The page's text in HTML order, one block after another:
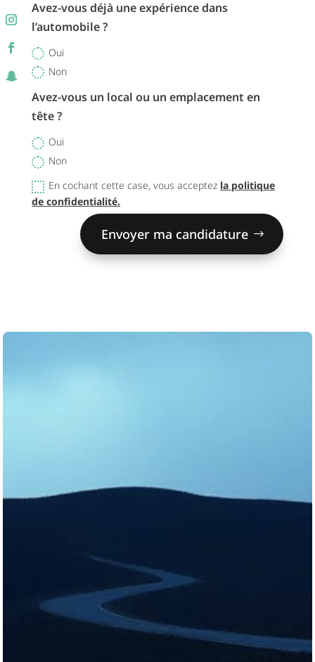
Avez-vous déjà une expérience dans
l’automobile ?
Oui
Non
Avez-vous un local ou un emplacement en
tête ?
Oui
Non
En cochant cette case, vous acceptez la politique
de confidentialité.
Envoyer ma candidature